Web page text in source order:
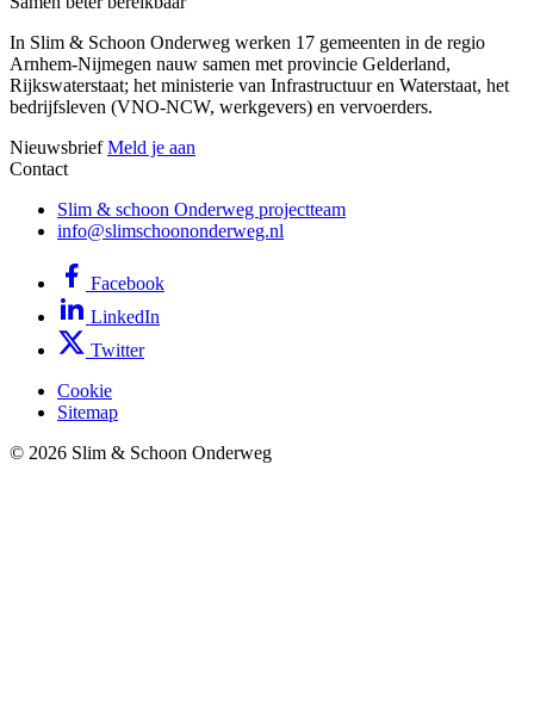
In Slim & Schoon Onderweg werken 17 gemeenten in de regio
Arnhem-Nijmegen nauw samen met provincie Gelderland,
Rijkswaterstaat; het ministerie van Infrastructuur en Waterstaat, het
bedrijfsleven (VNO-NCW, werkgevers) en vervoerders.
Nieuwsbrief Meld je aan
Contact
Slim & schoon Onderweg projectteam
info@slimschoononderweg.nl
Facebook
LinkedIn
Twitter
Cookie
Sitemap
© 2026 Slim & Schoon Onderweg